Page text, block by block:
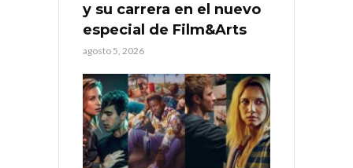
y su carrera en el nuevo
especial de Film&Arts
agosto 5, 2026